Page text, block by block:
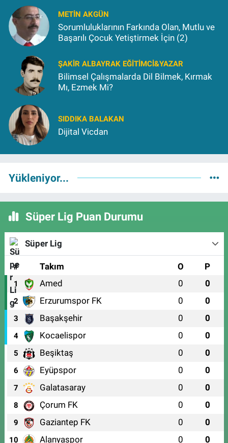
METIN AKGÜN
Sorumluluklarının Farkında Olan, Mutlu ve
Başarılı Çocuk Yetiştirmek İçin (2)
ŞAKIR ALBAYRAK EĞITIMCI&YAZAR
Bilimsel Çalışmalarda Dil Bilmek, Kırmak
Mı, Ezmek Mi?
SIDDIKA BALAKAN
Dijital Vicdan
Yükleniyor...
Süper Lig Puan Durumu
Süper Lig
# Takım O P
1 Amed 0 0
2 Erzurumspor FK 0 0
3 Başakşehir 0 0
4 Kocaelispor 0 0
5 Beşiktaş 0 0
6 Eyüpspor 0 0
7 Galatasaray 0 0
8 Çorum FK 0 0
9 Gaziantep FK 0 0
10 Alanyaspor 0 0